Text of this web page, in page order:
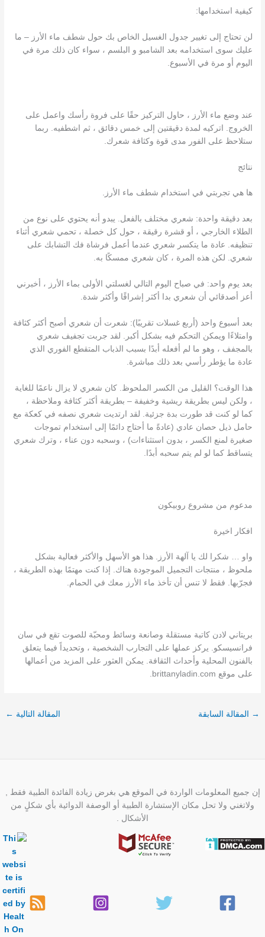
كيفية استخدامها:
لن تحتاج إلى تغيير جدول الغسيل الخاص بك حول شطف ماء الأرز – ما
عليك سوى استخدامه بعد الشامبو و البلسم ، سواء كان ذلك مرة في
اليوم أو مرة في الأسبوع.
عند وضع ماء الأرز ، حاول التركيز حقًا على فروة رأسك واعمل على
الخروج. اتركيه لمدة دقيقتين إلى خمس دقائق ، ثم اشطفيه. ربما
ستلاحظ على الفور مدى قوة وكثافة شعرك.
نتائج
ها هي تجربتي في استخدام شطف ماء الأرز.
بعد دقيقة واحدة: شعري مختلف بالفعل. يبدو أنه يحتوي على نوع من
الطلاء الخارجي ، أو قشرة رقيقة ، حول كل خصلة ، تحمي شعري أثناء
تنظيفه. عادة ما يتكسر شعري عندما أعمل فرشاة فك التشابك على
شعري. لكن هذه المرة ، كان شعري ممسكًا به.
بعد يوم واحد: في صباح اليوم التالي لغسلتي الأولى بماء الأرز ، أخبرني
أعز أصدقائي أن شعري بدا أكثر إشراقًا وأكثر شدة.
بعد أسبوع واحد (أربع غسلات تقريبًا): شعرت أن شعري أصبح أكثر كثافة
وامتلاءًا ويمكن التحكم فيه بشكل أكبر. لقد جربت تجفيف شعري
بالمجفف ، وهو ما لم أفعله أبدًا بسبب الذباب المتقطع الفوري الذي
عادة ما يؤطر رأسي بعد ذلك مباشرة.
هذا الوقت؟ القليل من الكسر الملحوظ. كان شعري لا يزال ناعمًا للغاية
، ولكن ليس بطريقة ريشية وخفيفة – بطريقة أكثر كثافة وملاحظة ،
كما لو كنت قد طورت بدة جزئية. لقد ارتديت شعري نصفه في كعكة مع
حامل ذيل حصان عادي (عادةً ما أحتاج دائمًا إلى استخدام تموجات
صغيرة لمنع الكسر ، بدون استثناءات) ، وسحبه دون عناء ، وترك شعري
يتساقط كما لو لم يتم سحبه أبدًا.
مدعوم من مشروع روبيكون
افكار اخيرة
واو … شكرا لك يا آلهة الأرز. هذا هو الأسهل والأكثر فعالية بشكل
ملحوظ ، منتجات التجميل الموجودة هناك. إذا كنت مهتمًا بهذه الطريقة ،
فجرّبها. فقط لا تنس أن تأخذ ماء الأرز معك في الحمام.
بريتاني لادن كاتبة مستقلة وصانعة وسائط ومحبّة للصوت تقع في سان
فرانسيسكو. يركز عملها على التجارب الشخصية ، وتحديداً فيما يتعلق
بالفنون المحلية وأحداث الثقافة. يمكن العثور على المزيد من أعمالها
على موقع brittanyladin.com.
→ المقالة السابقة المقالة التالية ←
إن جميع المعلومات الواردة في الموقع هي بغرض زيادة الفائدة الطبية فقط ,
ولاتغني ولا تحل مكان الإستشارة الطبية أو الوصفة الدوائية بأي شكلٍ من
الأشكال .